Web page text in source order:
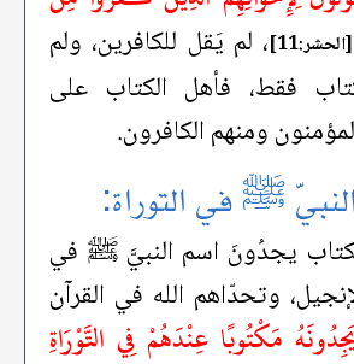
[الحشر:11]
، لم يَقل للكافرين، ولم
فقط، فأهل الكتاب على
ومنهم الكافرون.
ﷺ في التوراة:
يجدُونَ اسم النبيَّ ﷺ في
وتحدّاهم الله في القرآن
مَكْتُوبًا عِنْدَهُمْ فِي التَّوْرَاةِ